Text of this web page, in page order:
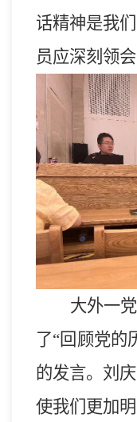
话精神是我
员应深刻领
大外一
了“回顾党的
的发言。刘
使我们更加